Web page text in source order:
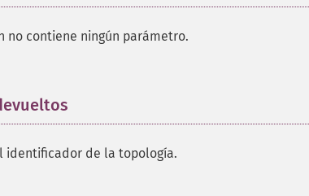
no contiene ningún parámetro.
identificador de la topología.